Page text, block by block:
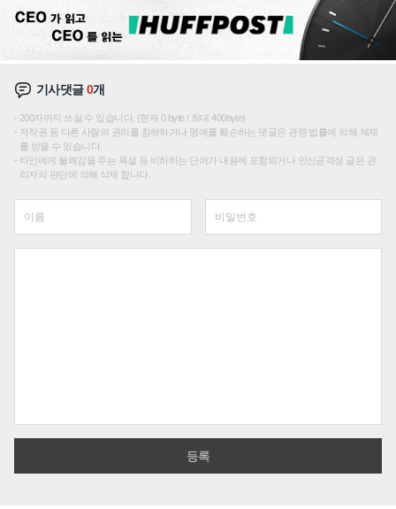
기사댓글0개
200자까지 쓰실 수 있습니다. (현재 0 byte / 최대 400byte)
저작권 등 다른 사람의 권리를 침해하거나 명예를 훼손하는 댓글은 관련 법률에 의해 제재
를 받을 수 있습니다.
타인에게 불쾌감을 주는 욕설 등 비하하는 단어가 내용에 포함되거나 인신공격성 글은 관
리자의 판단에 의해 삭제 합니다.